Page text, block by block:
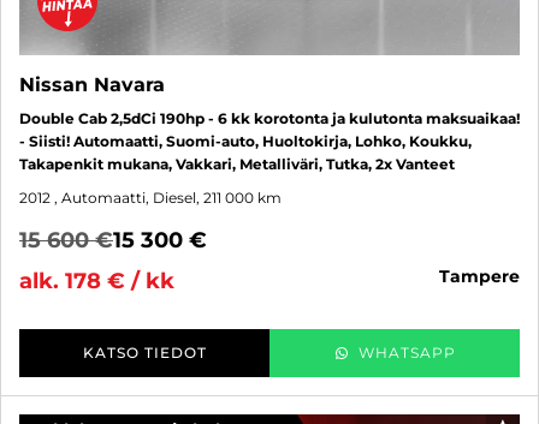
Nissan Navara
Double Cab 2,5dCi 190hp - 6 kk korotonta ja kulutonta maksuaikaa!
- Siisti! Automaatti, Suomi-auto, Huoltokirja, Lohko, Koukku,
Takapenkit mukana, Vakkari, Metalliväri, Tutka, 2x Vanteet
2012 , Automaatti, Diesel, 211 000 km
15 600 €15 300 €
alk. 178 € / kk
tampere
KATSO TIEDOT WHATSAPP